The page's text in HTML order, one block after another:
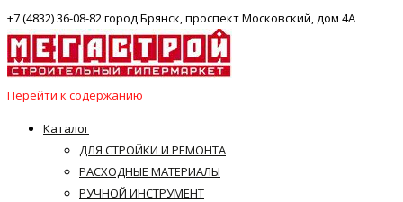
+7 (4832) 36-08-82 город Брянск, проспект Московский, дом 4А
Перейти к содержанию
Каталог
ДЛЯ СТРОЙКИ И РЕМОНТА
РАСХОДНЫЕ МАТЕРИАЛЫ
РУЧНОЙ ИНСТРУМЕНТ